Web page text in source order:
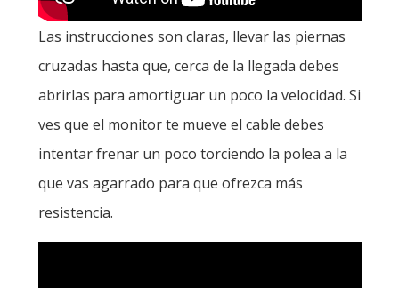
Las instrucciones son claras, llevar las piernas
cruzadas hasta que, cerca de la llegada debes
abrirlas para amortiguar un poco la velocidad. Si
ves que el monitor te mueve el cable debes
intentar frenar un poco torciendo la polea a la
que vas agarrado para que ofrezca más
resistencia.